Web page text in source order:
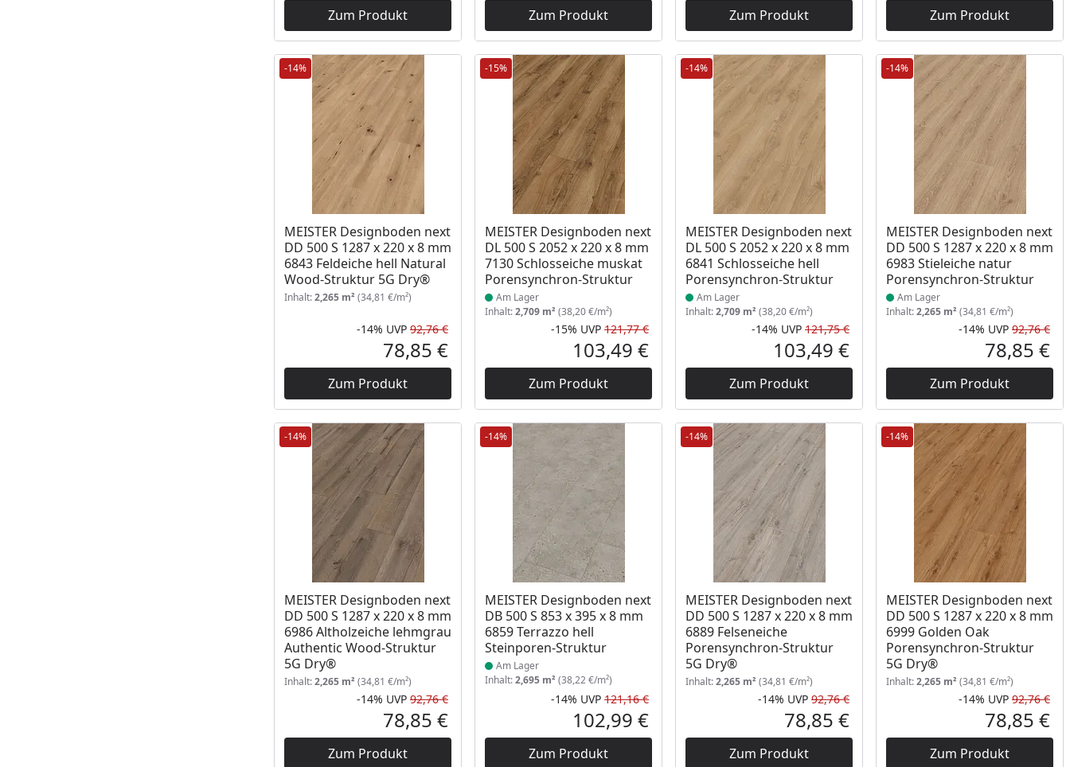
Zum Produkt Zum Produkt Zum Produkt Zum Produkt
-14%
MEISTER Designboden next
DD 500 S 1287 x 220 x 8 mm
6843 Feldeiche hell Natural
Wood-Struktur 5G Dry®
Inhalt:2,265 m² (34,81 €/m²)
Rabatt in Prozent
-14%
Ursprünglicher Preis
UVP 92,76 €
Aktueller Preis
78,85 €
Zum Produkt
-15%
MEISTER Designboden next
DL 500 S 2052 x 220 x 8 mm
7130 Schlosseiche muskat
Porensynchron-Struktur
Produkt am Lager
Am Lager
Inhalt:2,709 m² (38,20 €/m²)
Rabatt in Prozent
-15%
Ursprünglicher Preis
UVP 121,77 €
Aktueller Preis
103,49 €
Zum Produkt
-14%
MEISTER Designboden next
DL 500 S 2052 x 220 x 8 mm
6841 Schlosseiche hell
Porensynchron-Struktur
Produkt am Lager
Am Lager
Inhalt:2,709 m² (38,20 €/m²)
Rabatt in Prozent
-14%
Ursprünglicher Preis
UVP 121,75 €
Aktueller Preis
103,49 €
Zum Produkt
-14%
MEISTER Designboden next
DD 500 S 1287 x 220 x 8 mm
6983 Stieleiche natur
Porensynchron-Struktur
Produkt am Lager
Am Lager
Inhalt:2,265 m² (34,81 €/m²)
-14% UVP 92,76 €
78,85 €
Zum Produkt
-14%
MEISTER Designboden next
DD 500 S 1287 x 220 x 8 mm
6986 Altholzeiche lehmgrau
Authentic Wood-Struktur
5G Dry®
Inhalt:2,265 m² (34,81 €/m²)
Rabatt in Prozent
-14%
Ursprünglicher Preis
UVP 92,76 €
Aktueller Preis
78,85 €
Zum Produkt
-14%
MEISTER Designboden next
DB 500 S 853 x 395 x 8 mm
6859 Terrazzo hell
Steinporen-Struktur
Produkt am Lager
Am Lager
Inhalt:2,695 m² (38,22 €/m²)
Rabatt in Prozent
-14%
Ursprünglicher Preis
UVP 121,16 €
Aktueller Preis
102,99 €
Zum Produkt
-14%
MEISTER Designboden next
DD 500 S 1287 x 220 x 8 mm
6889 Felseneiche
Porensynchron-Struktur
5G Dry®
Inhalt:2,265 m² (34,81 €/m²)
Rabatt in Prozent
-14%
Ursprünglicher Preis
UVP 92,76 €
Aktueller Preis
78,85 €
Zum Produkt
-14%
MEISTER Designboden next
DD 500 S 1287 x 220 x 8 mm
6999 Golden Oak
Porensynchron-Struktur
5G Dry®
Inhalt:2,265 m² (34,81 €/m²)
-14% UVP 92,76 €
78,85 €
Zum Produkt